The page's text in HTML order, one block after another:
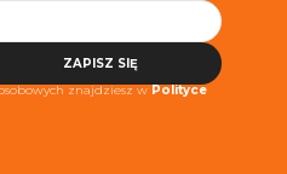
ZAPISZ SIĘ
do realizacji usługi. Więcej
znajdziesz wPolityce